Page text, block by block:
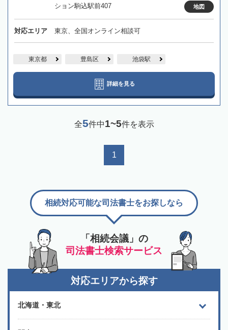
ション駒込駅前407
地図
対応エリア 東京、全国オンライン相談可
東京都 豊島区 池袋駅
詳細を見る
全5件中1~5件を表示
1
「相続会議」の
司法書士検索サービス
相続対応可能な司法書士をお探しなら
対応エリアから探す
北海道・東北